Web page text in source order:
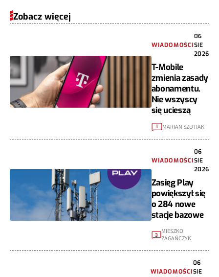
Zobacz więcej
WIADOMOŚCI
06
SIE
2026
T-Mobile
zmienia zasady
abonamentu.
Nie wszyscy
się ucieszą
1 MARIAN SZUTIAK
WIADOMOŚCI
06
SIE
2026
Zasięg Play
powiększył się
o 284 nowe
stacje bazowe
3 MIESZKO
ZAGAŃCZYK
WIADOMOŚCI
06
SIE